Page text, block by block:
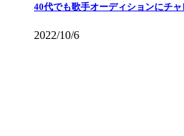
40代でも歌手オーディションにチャ
2022/10/6